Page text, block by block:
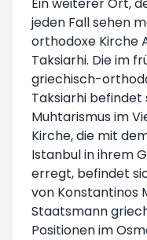
jeden Fall sehen
orthodoxe Kirche
Taksiarhi. Die im
griechisch-
Taksiarhi
Muhtarismus im
Kirche, die mit
Istanbul in ihrem
erregt, befindet
von Konstantinos
Staatsmann
Positionen im